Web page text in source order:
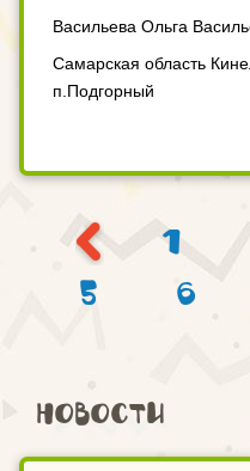
Васильева Ольга
Самарская область
п.Подгорный
1
5
6
Новости